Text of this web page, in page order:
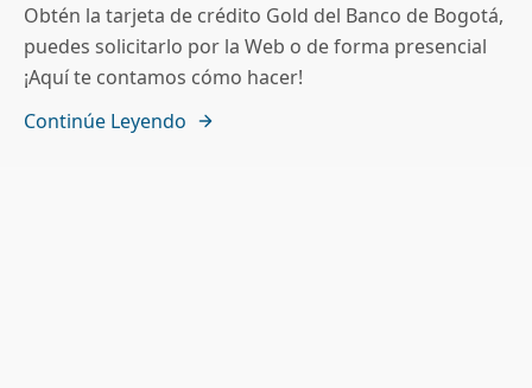
Obtén la tarjeta de crédito Gold del Banco de Bogotá,
puedes solicitarlo por la Web o de forma presencial
¡Aquí te contamos cómo hacer!
Continúe Leyendo